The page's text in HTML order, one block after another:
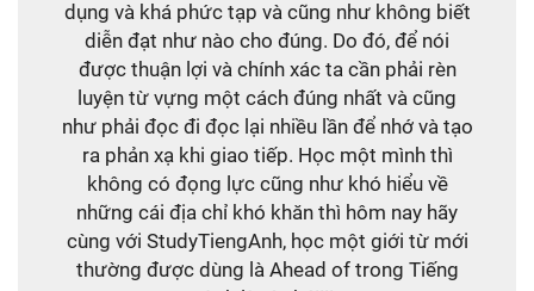
dụng và khá phức tạp và cũng như không biết
diễn đạt như nào cho đúng. Do đó, để nói
được thuận lợi và chính xác ta cần phải rèn
luyện từ vựng một cách đúng nhất và cũng
như phải đọc đi đọc lại nhiều lần để nhớ và tạo
ra phản xạ khi giao tiếp. Học một mình thì
không có đọng lực cũng như khó hiểu về
những cái địa chỉ khó khăn thì hôm nay hãy
cùng với StudyTiengAnh, học một giới từ mới
thường được dùng là Ahead of trong Tiếng